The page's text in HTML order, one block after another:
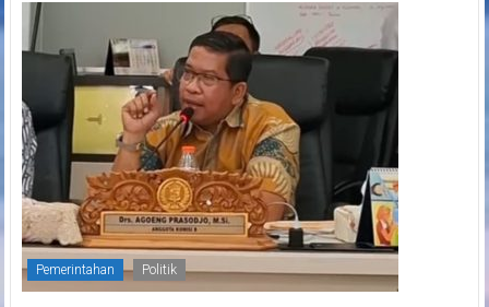
Pemerintahan Politik